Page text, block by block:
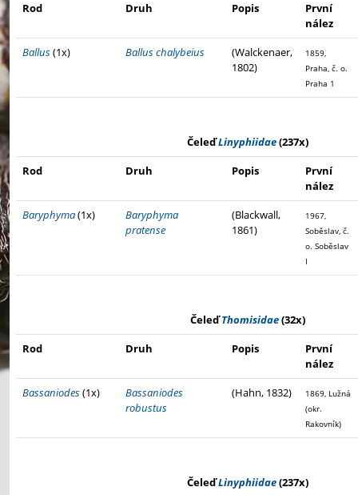
Rod
Druh Popis
První
nález
Ballus(1x) Ballus chalybeius
(Walckenaer,
1802)
1859,
Praha, č. o.
Praha 1
ČeleďLinyphiidae(237x)
Rod
Druh Popis
První
nález
Baryphyma(1x)
Baryphyma
pratense
(Blackwall,
1861)
1967,
Soběslav, č.
o. Soběslav
I
ČeleďThomisidae(32x)
Rod
Druh Popis
První
nález
Bassaniodes(1x)
Bassaniodes
robustus
(Hahn, 1832)
1869, Lužná
(okr.
Rakovník)
ČeleďLinyphiidae(237x)